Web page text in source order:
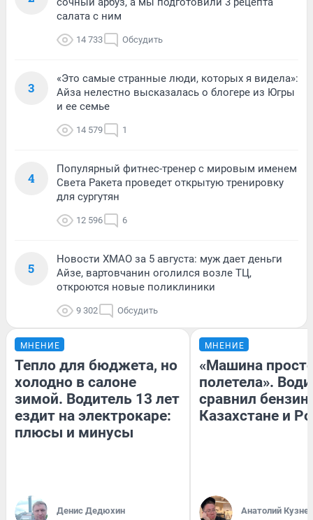
салата с ним
14 733 Обсудить
3
«Это самые странные люди, которых я видела»:
Айза нелестно высказалась о блогере из Югры
и ее семье
14 579 1
4
Популярный фитнес-тренер с мировым именем
Света Ракета проведет открытую тренировку
для сургутян
12 596 6
5
Новости ХМАО за 5 августа: муж дает деньги
Айзе, вартовчанин оголился возле ТЦ,
откроются новые поликлиники
9 302 Обсудить
МНЕНИЕ
Тепло для бюджета, но
холодно в салоне
зимой. Водитель 13 лет
ездит на электрокаре:
плюсы и минусы
Денис Дедюхин
МНЕНИЕ
«Машина
полетела».
сравнил бензин
Казахстане и
Анатолий